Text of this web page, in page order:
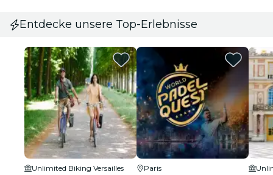
Entdecke unsere Top-Erlebnisse
Unlimited Biking Versailles
Paris